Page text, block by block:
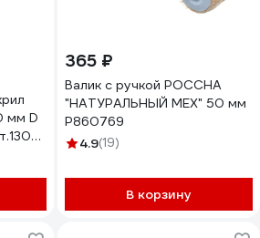
мм D
""
365 ₽
Валик с ручкой РОССНА
"НАТУРАЛЬНЫЙ МЕХ" 50 мм
Р860769
4.9(19)
В корзину